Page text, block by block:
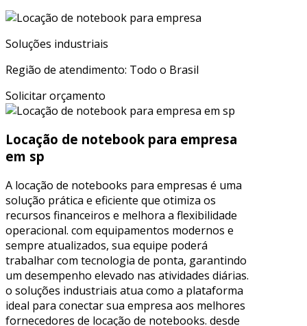
Soluções industriais
Região de atendimento: Todo o Brasil
Solicitar orçamento
Locação de notebook para empresa
em sp
A locação de notebooks para empresas é uma
solução prática e eficiente que otimiza os
recursos financeiros e melhora a flexibilidade
operacional. com equipamentos modernos e
sempre atualizados, sua equipe poderá
trabalhar com tecnologia de ponta, garantindo
um desempenho elevado nas atividades diárias.
o soluções industriais atua como a plataforma
ideal para conectar sua empresa aos melhores
fornecedores de locação de notebooks. desde